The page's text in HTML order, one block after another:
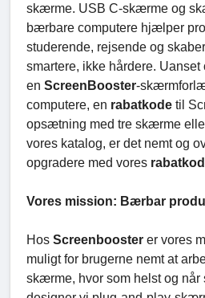
skærme. USB C-skærme og
bærbare computere hjælper
studerende, rejsende og
smartere, ikke hårdere. Uanset
en ScreenBooster-
computere, en rabatkode til
opsætning med tre skærme
vores katalog, er det nemt og
opgradere med vores
Vores mission: Bærbar
Hos Screenbooster er vores
muligt for brugerne nemt at
skærme, hvor som helst og når